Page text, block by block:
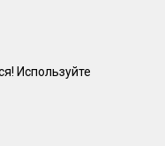
Используйте